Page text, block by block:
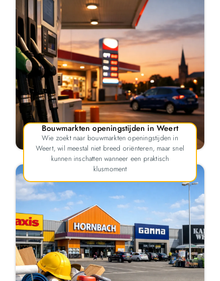
Bouwmarkten openingstijden in Weert
Wie zoekt naar bouwmarkten openingstijden in
Weert, wil meestal niet breed oriënteren, maar snel
kunnen inschatten wanneer een praktisch
klusmoment